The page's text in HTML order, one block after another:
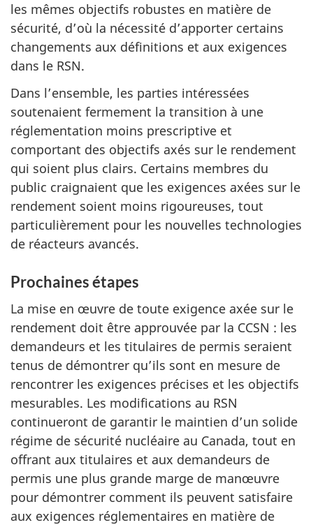
les mêmes objectifs robustes en matière de
sécurité, d’où la nécessité d’apporter certains
changements aux définitions et aux exigences
dans le RSN.
Dans l’ensemble, les parties intéressées
soutenaient fermement la transition à une
réglementation moins prescriptive et
comportant des objectifs axés sur le rendement
qui soient plus clairs. Certains membres du
public craignaient que les exigences axées sur le
rendement soient moins rigoureuses, tout
particulièrement pour les nouvelles technologies
de réacteurs avancés.
Prochaines étapes
La mise en œuvre de toute exigence axée sur le
rendement doit être approuvée par la CCSN : les
demandeurs et les titulaires de permis seraient
tenus de démontrer qu’ils sont en mesure de
rencontrer les exigences précises et les objectifs
mesurables. Les modifications au RSN
continueront de garantir le maintien d’un solide
régime de sécurité nucléaire au Canada, tout en
offrant aux titulaires et aux demandeurs de
permis une plus grande marge de manœuvre
pour démontrer comment ils peuvent satisfaire
aux exigences réglementaires en matière de